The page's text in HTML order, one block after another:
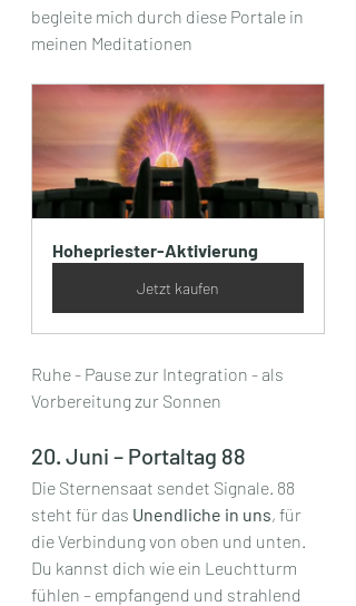
begleite mich durch diese Portale in
meinen Meditationen
Hohepriester-Aktivierung
Jetzt kaufen
Ruhe - Pause zur Integration - als
Vorbereitung zur Sonnen
20. Juni – Portaltag 88
Die Sternensaat sendet Signale. 88
steht für das Unendliche in uns, für
die Verbindung von oben und unten.
Du kannst dich wie ein Leuchtturm
fühlen – empfangend und strahlend